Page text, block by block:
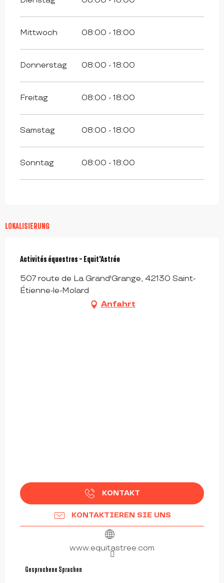
Mittwoch 08:00 - 18:00
Donnerstag 08:00 - 18:00
Freitag 08:00 - 18:00
Samstag 08:00 - 18:00
Sonntag 08:00 - 18:00
LOKALISIERUNG
Activités équestres - Equit'Astrée
507 route de La Grand'Grange, 42130 Saint-
Étienne-le-Molard
Anfahrt
KONTAKT
KONTAKTIEREN SIE UNS
www.equitastree.com
Gesprochene Sprachen
Gesprochene Sprachen